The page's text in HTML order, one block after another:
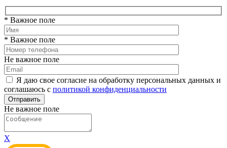
* Важное поле
* Важное поле
Не важное поле
Я даю свое согласие на обработку персональных данных и
соглашаюсь с политикой конфиденциальности
Не важное поле
X